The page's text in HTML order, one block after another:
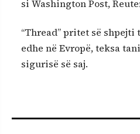
si Washington Post,
“Thread” pritet së
edhe në Evropë, teksa
sigurisë së saj.